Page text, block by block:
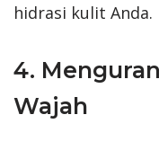
hidrasi kulit Anda.
4.
Wajah